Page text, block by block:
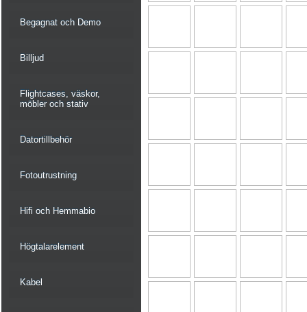
Begagnat och Demo
Billjud
Flightcases, väskor,
möbler och stativ
Datortillbehör
Fotoutrustning
Hifi och Hemmabio
Högtalarelement
Kabel